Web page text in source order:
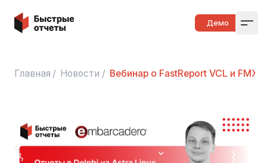
Быстрые отчеты Демо
Главная / Новости / Вебинар о FastReport VCL и FMX